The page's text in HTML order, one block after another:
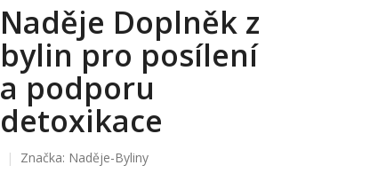
Naděje Doplněk z
bylin pro posílení
a podporu
detoxikace
Značka: Naděje-Byliny